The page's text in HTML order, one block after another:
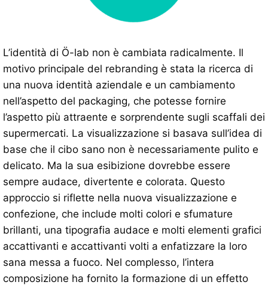
L’identità di Ö-lab non è cambiata radicalmente. Il
motivo principale del rebranding è stata la ricerca di
una nuova identità aziendale e un cambiamento
nell’aspetto del packaging, che potesse fornire
l’aspetto più attraente e sorprendente sugli scaffali dei
supermercati. La visualizzazione si basava sull’idea di
base che il cibo sano non è necessariamente pulito e
delicato. Ma la sua esibizione dovrebbe essere
sempre audace, divertente e colorata. Questo
approccio si riflette nella nuova visualizzazione e
confezione, che include molti colori e sfumature
brillanti, una tipografia audace e molti elementi grafici
accattivanti e accattivanti volti a enfatizzare la loro
sana messa a fuoco. Nel complesso, l’intera
composizione ha fornito la formazione di un effetto